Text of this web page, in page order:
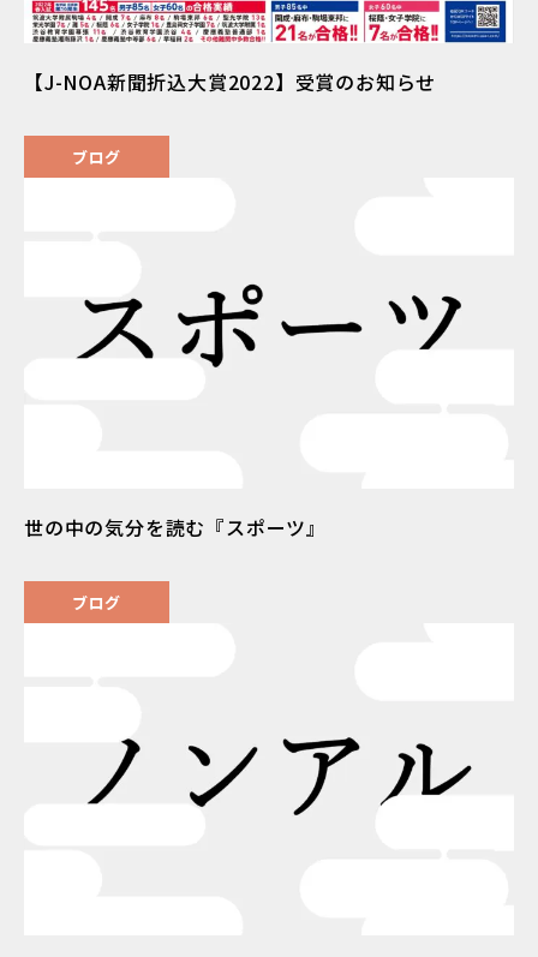
【J-NOA新聞折込大賞2022】受賞のお知らせ
ブログ
世の中の気分を読む『スポーツ』
ブログ